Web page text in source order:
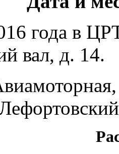
года в
вал, д. 14.